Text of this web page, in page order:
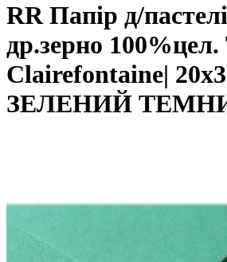
RR Папір д/
др.зерно
Clairefontaine|
ЗЕЛЕНИЙ